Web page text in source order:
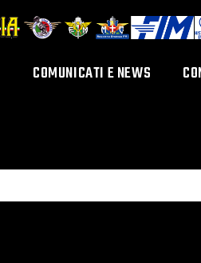
COMUNICATI E NEWS